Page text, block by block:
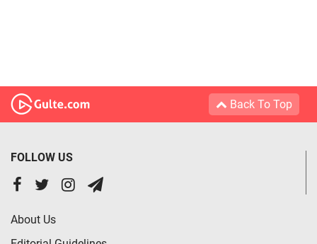
Back To Top
FOLLOW US
About Us